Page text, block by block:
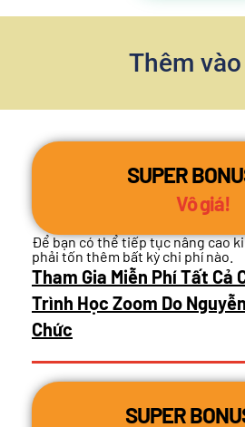
Thêm
SUPER
Vô giá!
Để bạn có thể tiếp tục nâng cao
phải tốn thêm bất kỳ chi phí nào.
Tham Gia Miễn Phí Tất Cả
Trình Học Zoom Do
Chức
SUPER